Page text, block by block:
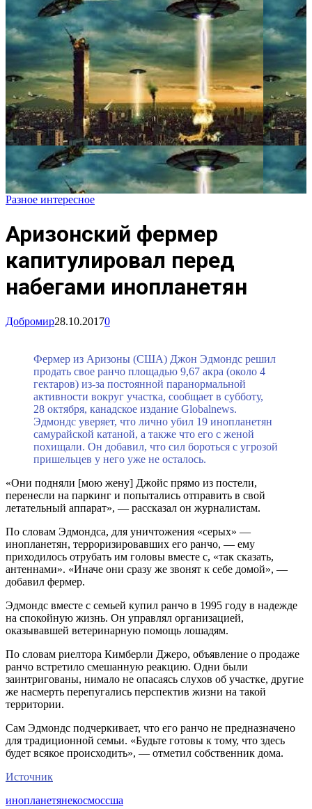
Разное интересное
Аризонский фермер
капитулировал перед
набегами инопланетян
Добромир28.10.20170
Фермер из Аризоны (США) Джон Эдмондс решил
продать свое ранчо площадью 9,67 акра (около 4
гектаров) из-за постоянной паранормальной
активности вокруг участка, сообщает в субботу,
28 октября, канадское издание Globalnews.
Эдмондс уверяет, что лично убил 19 инопланетян
самурайской катаной, а также что его с женой
похищали. Он добавил, что сил бороться с угрозой
пришельцев у него уже не осталось.
«Они подняли [мою жену] Джойс прямо из постели,
перенесли на паркинг и попытались отправить в свой
летательный аппарат», — рассказал он журналистам.
По словам Эдмондса, для уничтожения «серых» —
инопланетян, терроризировавших его ранчо, — ему
приходилось отрубать им головы вместе с, «так сказать,
антеннами». «Иначе они сразу же звонят к себе домой», —
добавил фермер.
Эдмондс вместе с семьей купил ранчо в 1995 году в надежде
на спокойную жизнь. Он управлял организацией,
оказывавшей ветеринарную помощь лошадям.
По словам риелтора Кимберли Джеро, объявление о продаже
ранчо встретило смешанную реакцию. Одни были
заинтригованы, нимало не опасаясь слухов об участке, другие
же насмерть перепугались перспектив жизни на такой
территории.
Сам Эдмондс подчеркивает, что его ранчо не предназначено
для традиционной семьи. «Будьте готовы к тому, что здесь
будет всякое происходить», — отметил собственник дома.
Источник
инопланетянекосмоссша